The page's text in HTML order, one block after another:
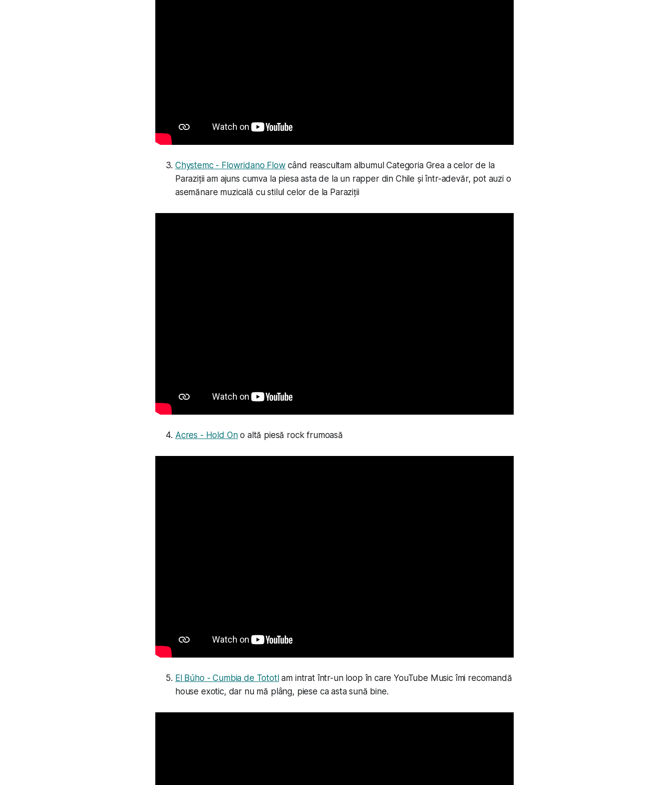
Chystemc - Flowridano Flowcând reascultam albumul Categoria Grea a celor de la
Paraziții am ajuns cumva la piesa asta de la un rapper din Chile și într-adevăr, pot auzi o
asemănare muzicală cu stilul celor de la Paraziții
Acres - Hold Ono altă piesă rock frumoasă
El Búho - Cumbia de Tototlam intrat într-un loop în care YouTube Music îmi recomandă
house exotic, dar nu mă plâng, piese ca asta sună bine.